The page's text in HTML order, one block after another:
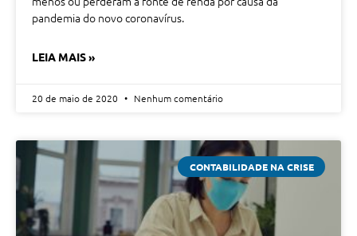
pandemia do novo coronavírus.
LEIA MAIS »
20 de maio de 2020 Nenhum comentário
CONTABILIDADE NA CRISE